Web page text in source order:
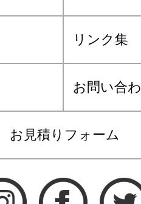
リンク集
お問い合
お見積りフォーム